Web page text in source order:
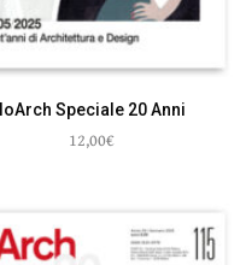
Speciale 20 Anni
12,00€